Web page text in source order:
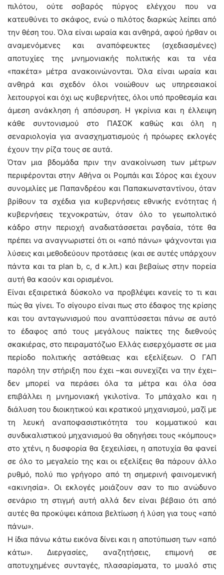
πιλότου, ούτε σοβαρός πύργος ελέγχου που να
κατευθύνει το σκάφος, ενώ ο πιλότος διαρκώς λείπει από
την θέση του. Όλα είναι ωραία και ανθηρά, αφού ήρθαν οι
αναμενόμενες και αναπόφευκτες (σχεδιασμένες)
αποτυχίες της μνημονιακής πολιτικής και τα νέα
«πακέτα» μέτρα ανακοινώνονται. Όλα είναι ωραία και
ανθηρά και σχεδόν όλοι νοιώθουν ως υπηρεσιακοί
λειτουργοί και όχι ως κυβερνήτες, όλοι υπό προθεσμία και
άμεση ανάκληση ή απόσυρση. Η γκρίνια και η έλλειψη
κάθε συντονισμού στο ΠΑΣΟΚ καθώς και όλη η
σεναριολογία για ανασχηματισμούς ή πρόωρες εκλογές
έχουν την ρίζα τους σε αυτά.
Όταν μια βδομάδα πριν την ανακοίνωση των μέτρων
περιφέρονται στην Αθήνα οι Ρομπάι και Σόρος και έχουν
συνομιλίες με Παπανδρέου και Παπακωνσταντίνου, όταν
βρίθουν τα σχέδια για κυβερνήσεις εθνικής ενότητας ή
κυβερνήσεις τεχνοκρατών, όταν όλο το γεωπολιτικό
κάδρο στην περιοχή αναδιατάσσεται ραγδαία, τότε θα
πρέπει να αναγνωριστεί ότι οι «από πάνω» ψάχνονται για
λύσεις και μεθοδεύουν προτάσεις (και σε αυτές υπάρχουν
πάντα και τα plan b, c, d κ.λπ.) και βεβαίως στην πορεία
αυτή θα καούν και ορισμένοι.
Είναι εξαιρετικά δύσκολο να προβλέψει κανείς το τι και
πώς θα γίνει. Το σίγουρο είναι πως στο έδαφος της κρίσης
και του ανταγωνισμού που αναπτύσσεται πάνω σε αυτό
το έδαφος από τους μεγάλους παίκτες της διεθνούς
σκακιέρας, στο πειραματόζωο Ελλάς εισερχόμαστε σε μια
περίοδο πολιτικής αστάθειας και εξελίξεων. Ο ΓΑΠ
παρόλη την στήριξη που έχει –και συνεχίζει να την έχει–
δεν μπορεί να περάσει όλα τα μέτρα και όλα όσα
επιβάλλει η μνημονιακή γκιλοτίνα. Το μπάχαλο και η
διάλυση του διοικητικού και κρατικού μηχανισμού, μαζί με
τη λευκή αναποφασιστικότητα του κομματικού και
συνδικαλιστικού μηχανισμού θα οδηγήσει τους «κόμπους»
στο χτένι, η δυσφορία θα ξεχειλίσει, η αποτυχία θα φανεί
σε όλο το μεγαλείο της και οι εξελίξεις θα πάρουν άλλο
ρυθμό, πολύ πιο γρήγορο από τη σημερινή φαινομενική
«ακινησία». Οι εκλογές μοιάζουν σαν το πιο ανώδυνο
σενάριο τη στιγμή αυτή αλλά δεν είναι βέβαιο ότι από
αυτές θα προκύψει κάποια βελτίωση ή λύση για τους «από
πάνω».
Η ίδια πάνω κάτω εικόνα δίνει και η αποτύπωση των «από
κάτω». Διεργασίες, αναζητήσεις, επιμονή σε
αποτυχημένες συνταγές, πλασαρίσματα, το μυαλό στις